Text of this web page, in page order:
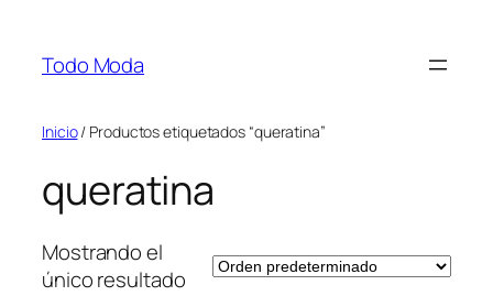
contenido
Todo Moda
Inicio/ Productos etiquetados “queratina”
queratina
Mostrando el
único resultado